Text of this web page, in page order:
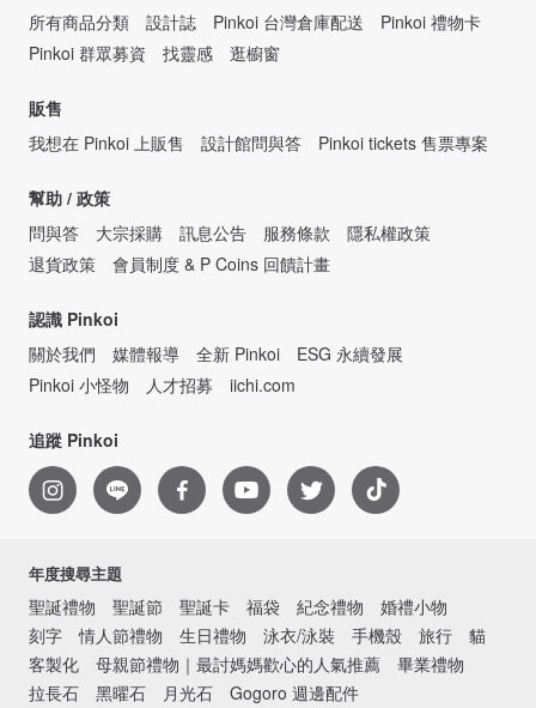
所有商品分類
設計誌 Pinkoi 台灣倉庫配送
Pinkoi 禮物卡
Pinkoi 群眾募資
找靈感 逛櫥窗
販售
我想在 Pinkoi 上販售
設計館問與答 Pinkoi tickets 售票專案
幫助 / 政策
問與答
大宗採購 訊息公告 服務條款
隱私權政策
退貨政策
會員制度 & P Coins 回饋計畫
認識 Pinkoi
關於我們
媒體報導 全新 Pinkoi
ESG 永續發展
Pinkoi 小怪物
人才招募 iichi.com
追蹤 Pinkoi
年度搜尋主題
聖誕禮物 聖誕節 聖誕卡 福袋 紀念禮物
婚禮小物
刻字
情人節禮物 生日禮物 泳衣/泳裝 手機殼 旅行
貓
客製化
母親節禮物｜最討媽媽歡心的人氣推薦
畢業禮物
拉長石
黑曜石 月光石 Gogoro 週邊配件